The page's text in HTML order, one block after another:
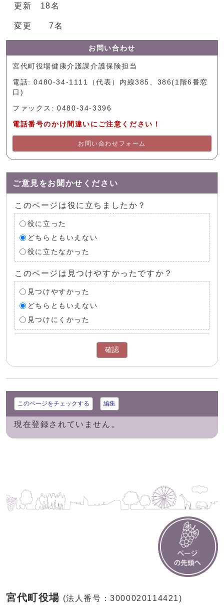
更新 18名
変更 7名
お問い合わせ
宮代町役場健康介護課介護保険担当
電話: 0480-34-1111（代表）内線385、386(1階6番窓
口)
ファックス: 0480-34-3396
電話番号のかけ間違いにご注意ください！
お問い合わせフォーム
ご意見をお聞かせください
このページは役に立ちましたか？
役に立った
どちらともいえない
役に立たなかった
このページは見つけやすかったですか？
見つけやすかった
どちらともいえない
見つけにくかった
確認
このページをチェックする 編集
現在登録されていません。
宮代町役場 (法人番号：3000020114421)